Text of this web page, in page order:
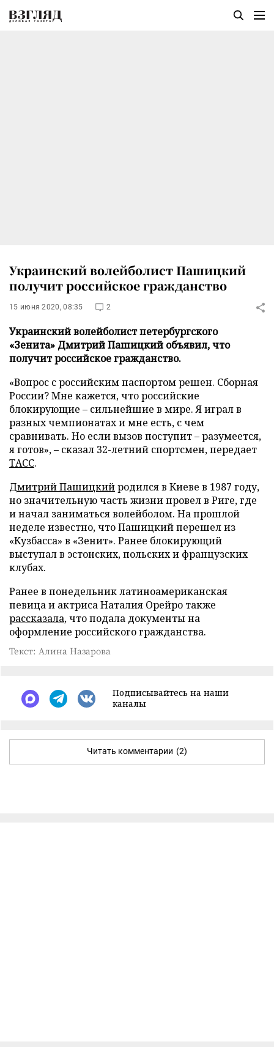
Украинский волейболист Пашицкий
получит российское гражданство
15 июня 2020, 08:35 2
Украинский волейболист петербургского
«Зенита» Дмитрий Пашицкий объявил, что
получит российское гражданство.
«Вопрос с российским паспортом решен. Сборная
России? Мне кажется, что российские
блокирующие – сильнейшие в мире. Я играл в
разных чемпионатах и мне есть, с чем
сравнивать. Но если вызов поступит – разумеется,
я готов», – сказал 32-летний спортсмен, передает
ТАСС.
Дмитрий Пашицкийродился в Киеве в 1987 году,
но значительную часть жизни провел в Риге, где
и начал заниматься волейболом. На прошлой
неделе известно, что Пашицкий перешел из
«Кузбасса» в «Зенит». Ранее блокирующий
выступал в эстонских, польских и французских
клубах.
Ранее в понедельник латиноамериканская
певица и актриса Наталия Орейро также
рассказала, что подала документы на
оформление российского гражданства.
Текст: Алина Назарова
Подписывайтесь на наши
каналы
Читать комментарии (2)